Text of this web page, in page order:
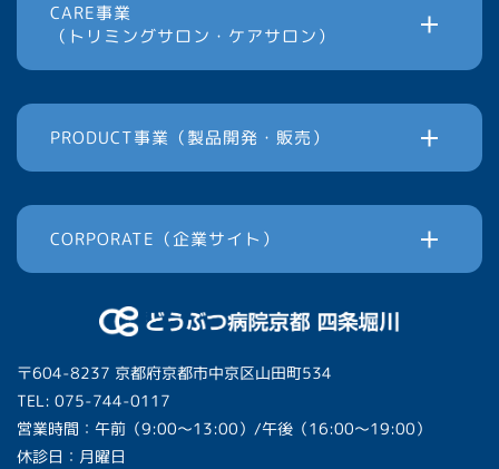
CARE事業
（トリミングサロン・ケアサロン）
PRODUCT事業（製品開発・販売）
CORPORATE（企業サイト）
〒604-8237 京都府京都市中京区山田町534
TEL: 075-744-0117
営業時間：午前（9:00〜13:00）/午後（16:00〜19:00）
休診日：月曜日